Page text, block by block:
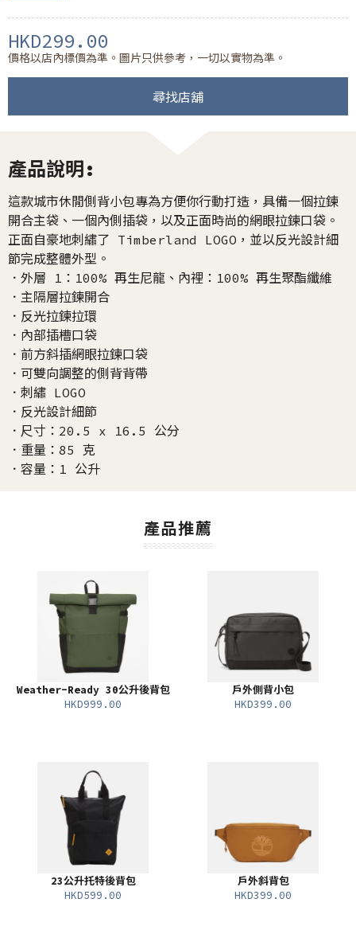
HKD299.00
價格以店內標價為準。圖片只供參考，一切以實物為準。
尋找店舖
產品說明:
這款城市休閒側背小包專為方便你行動打造，具備一個拉鍊
開合主袋、一個內側插袋，以及正面時尚的網眼拉鍊口袋。
正面自豪地刺繡了 Timberland LOGO，並以反光設計細
節完成整體外型。
．外層 1：100% 再生尼龍、內裡：100% 再生聚酯纖維
．主隔層拉鍊開合
．反光拉鍊拉環
．內部插槽口袋
．前方斜插網眼拉鍊口袋
．可雙向調整的側背背帶
．刺繡 LOGO
．反光設計細節
．尺寸：20.5 x 16.5 公分
．重量：85 克
．容量：1 公升
產品推薦
Weather-Ready 30公升後背包
HKD999.00
戶外側背小包
HKD399.00
23公升托特後背包
HKD599.00
戶外斜背包
HKD399.00